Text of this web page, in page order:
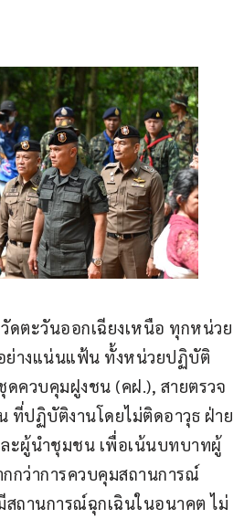
ตะวันออกเฉียงเหนือ ทุกหน่วย
ย่างแน่นแฟ้น ทั้งหน่วยปฏิบัติ
ควบคุมฝูงชน (คฝ.), สายตรวจ
ที่ปฏิบัติงานโดยไม่ติดอาวุธ ฝ่าย
ะผู้นำชุมชน เพื่อเน้นบทบาทผู้
กว่าการควบคุมสถานการณ์
ถานการณ์ฉุกเฉินในอนาคต ไม่